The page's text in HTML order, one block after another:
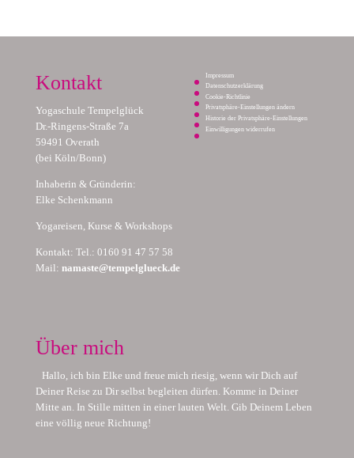
Kontakt
Yogaschule Tempelglück
Dr.-Ringens-Straße 7a
59491 Overath
(bei Köln/Bonn)
Inhaberin & Gründerin:
Elke Schenkmann
Yogareisen, Kurse & Workshops
Kontakt: Tel.: 0160 91 47 57 58
Mail: namaste@tempelglueck.de
Impressum
Datenschutzerklärung
Cookie-Richtlinie
Privatsphäre-Einstellungen ändern
Historie der Privatsphäre-Einstellungen
Einwilligungen widerrufen
Über mich
Hallo, ich bin Elke und freue mich riesig, wenn wir Dich auf
Deiner Reise zu Dir selbst begleiten dürfen. Komme in Deiner
Mitte an. In Stille mitten in einer lauten Welt. Gib Deinem Leben
eine völlig neue Richtung!